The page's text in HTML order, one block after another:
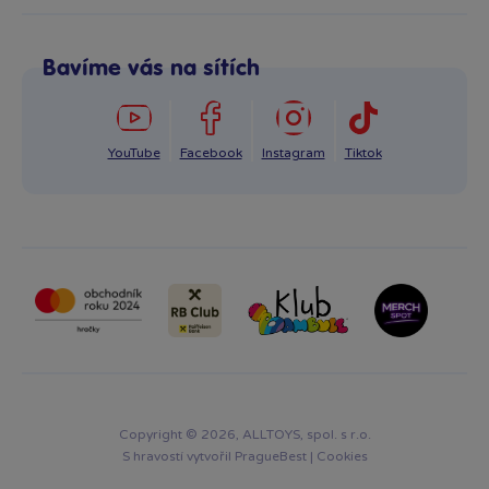
info@bambule.cz
Napsat zprávu
Bavíme vás na sítích
YouTube Facebook Instagram Tiktok
Copyright © 2026, ALLTOYS, spol. s r.o.
S hravostí vytvořil PragueBest| Cookies